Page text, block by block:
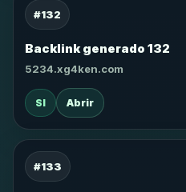
#132
Backlink generado 132
5234.xg4ken.com
SI Abrir
#133